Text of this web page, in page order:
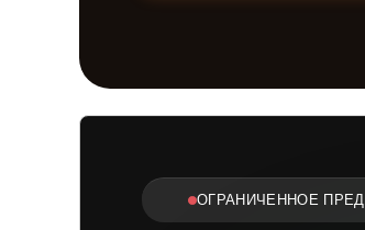
ОГРАНИЧЕННОЕ